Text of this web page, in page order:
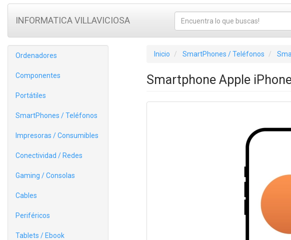
INFORMATICA VILLAVICIOSA
Ordenadores
Componentes
Portátiles
SmartPhones / Teléfonos
Impresoras / Consumibles
Conectividad / Redes
Gaming / Consolas
Cables
Periféricos
Tablets / Ebook
Inicio SmartPhones / Teléfonos
Smartphone Apple